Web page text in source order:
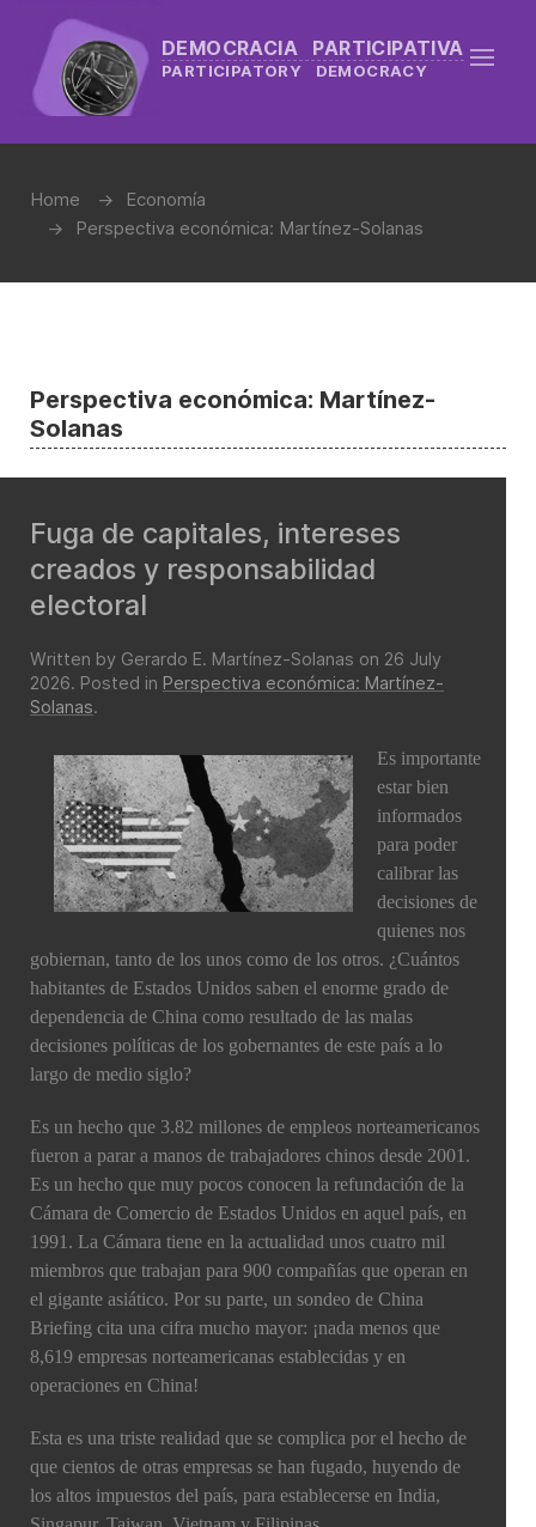
DEMOCRACIA PARTICIPATIVA
PARTICIPATORY DEMOCRACY
Home
Economía
Perspectiva económica: Martínez-Solanas
Perspectiva económica: Martínez-
Solanas
Fuga de capitales, intereses
creados y responsabilidad
electoral
Written by Gerardo E. Martínez-Solanas on 26 July
2026. Posted in Perspectiva económica: Martínez-
Solanas.
Es importante
estar bien
informados
para poder
calibrar las
decisiones de
quienes nos
gobiernan, tanto de los unos como de los otros. ¿Cuántos
habitantes de Estados Unidos saben el enorme grado de
dependencia de China como resultado de las malas
decisiones políticas de los gobernantes de este país a lo
largo de medio siglo?
Es un hecho que 3.82 millones de empleos norteamericanos
fueron a parar a manos de trabajadores chinos desde 2001.
Es un hecho que muy pocos conocen la refundación de la
Cámara de Comercio de Estados Unidos en aquel país, en
1991. La Cámara tiene en la actualidad unos cuatro mil
miembros que trabajan para 900 compañías que operan en
el gigante asiático. Por su parte, un sondeo de China
Briefing cita una cifra mucho mayor: ¡nada menos que
8,619 empresas norteamericanas establecidas y en
operaciones en China!
Esta es una triste realidad que se complica por el hecho de
que cientos de otras empresas se han fugado, huyendo de
los altos impuestos del país, para establecerse en India,